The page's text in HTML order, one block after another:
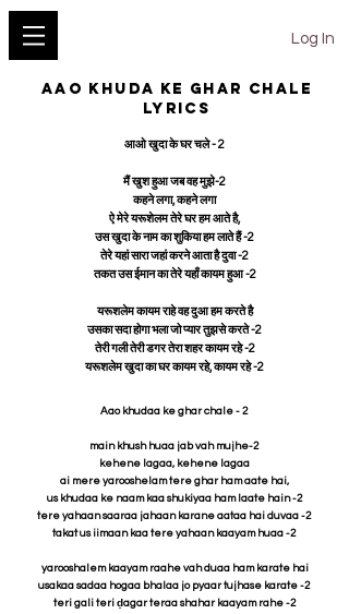
Log In
AAO KHUDA KE GHAR CHALE
LYRICS
आओ खुदा के घर चले - 2
मैं खुश हुआ जब वह मुझे-2
कहने लगा, कहने लगा
ऐ मेरे यरूशेलम तेरे घर हम आते है,
उस खुदा के नाम का शुकिया हम लाते हैं -2
तेरे यहां सारा जहां करने आता है दुवा -2
तकत उस ईमान का तेरे यहाँ कायम हुआ -2
यरूशलेम कायम राहे वह दुआ हम करते है
उसका सदा होगा भला जो प्यार तुझसे करते -2
तेरी गली तेरी डगर तेरा शहर कायम रहे -2
यरूशलेम खुदा का घर कायम रहे, कायम रहे -2
Aao khudaa ke ghar chale - 2
main khush huaa jab vah mujhe-2
kehene lagaa, kehene lagaa
ai mere yarooshelam tere ghar ham aate hai,
us khudaa ke naam kaa shukiyaa ham laate hain -2
tere yahaan saaraa jahaan karane aataa hai duvaa -2
takat us iimaan kaa tere yahaan kaayam huaa -2
yarooshalem kaayam raahe vah duaa ham karate hai
usakaa sadaa hogaa bhalaa jo pyaar tujhase karate -2
teri gali teri ḍagar teraa shahar kaayam rahe -2